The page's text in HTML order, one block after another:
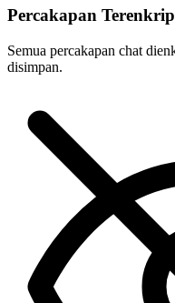
Percakapan
Semua percakapan chat
disimpan.